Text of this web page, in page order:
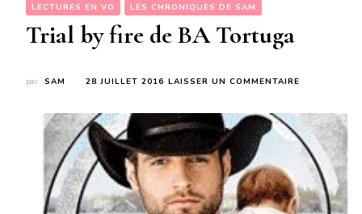
LECTURES EN VO LES CHRONIQUES DE SAM
Trial by fire de BA Tortuga
par SAM 28 JUILLET 2016 LAISSER UN COMMENTAIRE
FIRE
DE
BA
TORTUGA